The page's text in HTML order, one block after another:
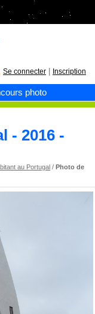
photo
Se connecter Inscription
- 2016 -
au Portugal /Photo de